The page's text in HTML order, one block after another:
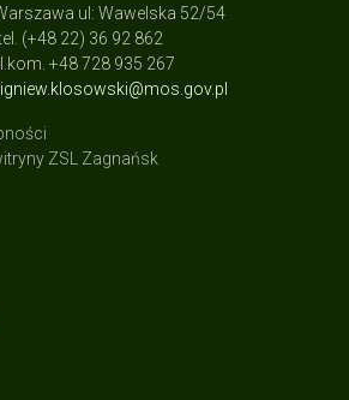
ul: Wawelska 52/54
(+48 22) 36 92 862
+48 728 935 267
ZSL Zagnańsk